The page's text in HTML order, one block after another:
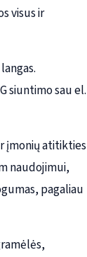
visus ir
siuntimo sau el.
įmonių atitikties
naudojimui,
pagaliau